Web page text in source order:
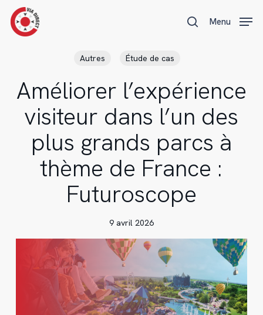
main
search
Menu
Autres Étude de cas
Améliorer l’expérience
visiteur dans l’un des
plus grands parcs à
thème de France :
Futuroscope
9 avril 2026